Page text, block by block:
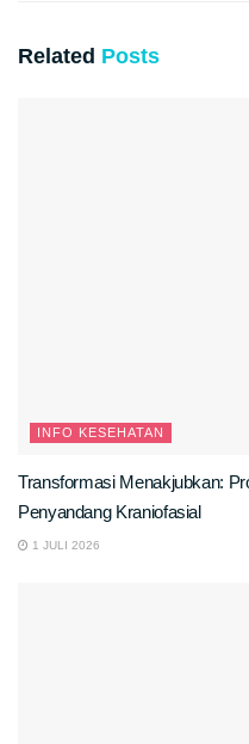
Related Posts
INFO KESEHATAN
Transformasi Menakjubkan:
Penyandang Kraniofasial
1 JULI 2026